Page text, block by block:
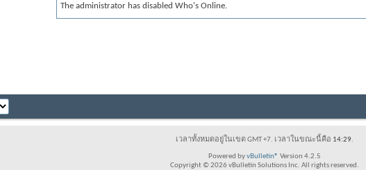
The administrator has disabled Who's Online.
เวลาทั้งหมดอยู่ในเขต GMT +7. เวลาในขณะนี้คือ 14:29.
Powered byvBulletin® Version 4.2.5
Copyright © 2026 vBulletin Solutions Inc. All rights reserved.